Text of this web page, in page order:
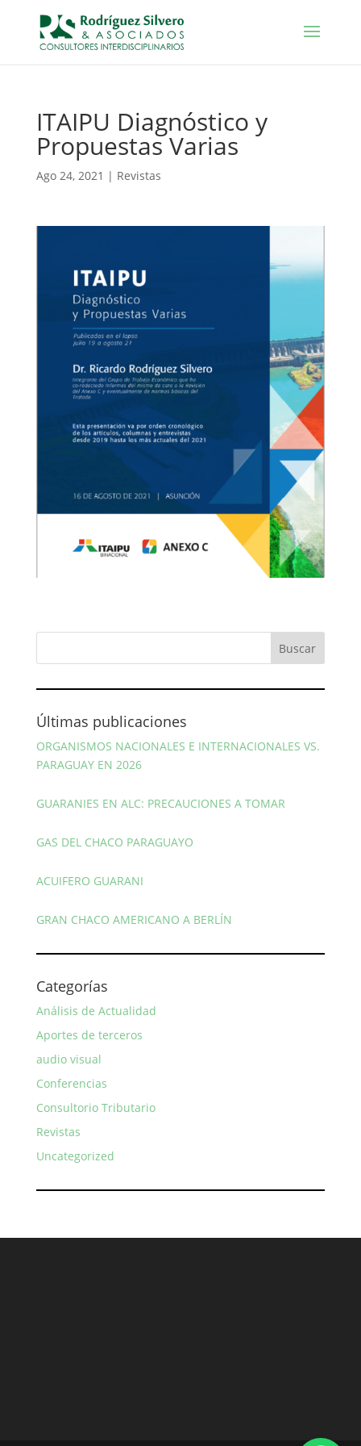
ITAIPU Diagnóstico y
Propuestas Varias
Ago 24, 2021 | Revistas
Últimas publicaciones
ORGANISMOS NACIONALES E INTERNACIONALES VS.
PARAGUAY EN 2026
GUARANIES EN ALC: PRECAUCIONES A TOMAR
GAS DEL CHACO PARAGUAYO
ACUIFERO GUARANI
GRAN CHACO AMERICANO A BERLÍN
Categorías
Análisis de Actualidad
Aportes de terceros
audio visual
Conferencias
Consultorio Tributario
Revistas
Uncategorized